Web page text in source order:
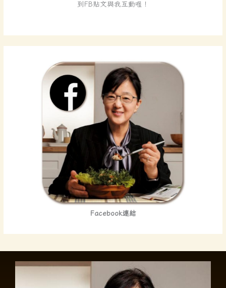
到FB貼文與我互動喔！
Facebook連結